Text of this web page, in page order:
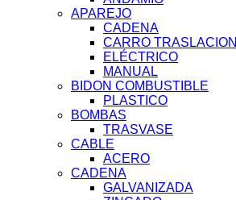
APAREJO
CADENA
CARRO TRASLACION
ELÉCTRICO
MANUAL
BIDON COMBUSTIBLE
PLASTICO
BOMBAS
TRASVASE
CABLE
ACERO
CADENA
GALVANIZADA